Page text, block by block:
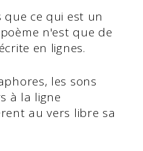
que ce qui est un
n'est que de
en lignes.
les sons
à la ligne
au vers libre sa